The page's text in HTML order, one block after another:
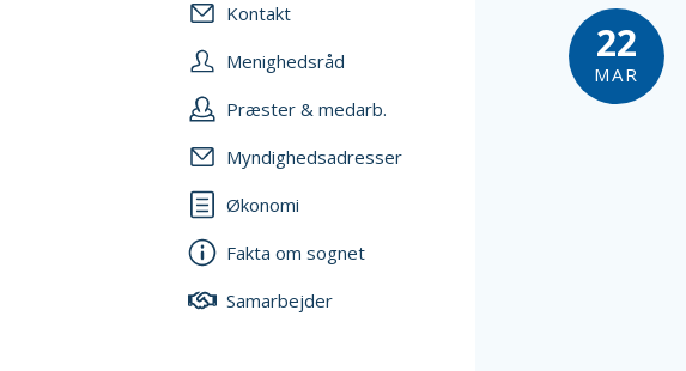
Kontakt
Menighedsråd
Præster & medarb.
Myndighedsadresser
Økonomi
Fakta om sognet
Samarbejder
22
MAR